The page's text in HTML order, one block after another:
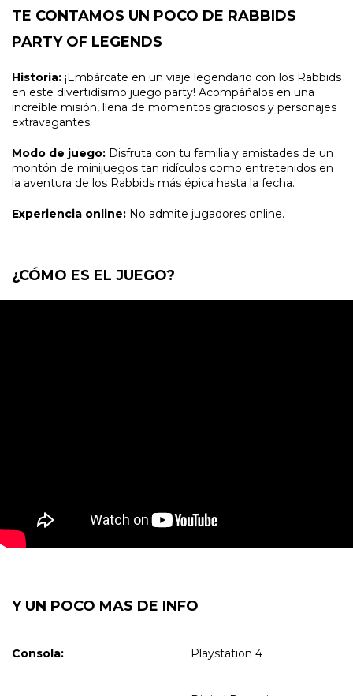
TE CONTAMOS UN POCO DE RABBIDS
PARTY OF LEGENDS
Historia: ¡Embárcate en un viaje legendario con los Rabbids
en este divertidísimo juego party! Acompáñalos en una
increíble misión, llena de momentos graciosos y personajes
extravagantes.
Modo de juego: Disfruta con tu familia y amistades de un
montón de minijuegos tan ridículos como entretenidos en
la aventura de los Rabbids más épica hasta la fecha.
Experiencia online: No admite jugadores online.
¿CÓMO ES EL JUEGO?
Y UN POCO MAS DE INFO
Consola: Playstation 4